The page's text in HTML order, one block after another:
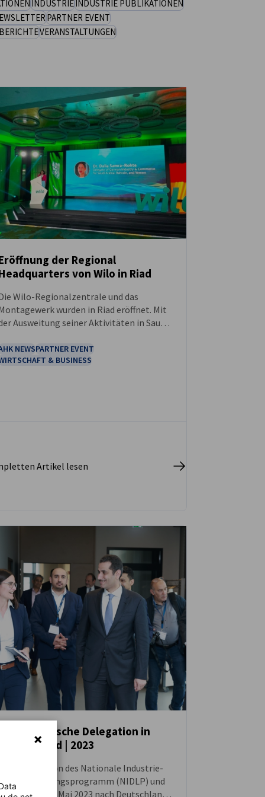
INDUSTRIEINDUSTRIE PUBLIKATIONEN
PARTNER EVENT
VERANSTALTUNGEN
der Regional
von Wilo in Riad
Wilo-Regionalzentrale und das
wurden in Riad eröffnet. Mit
Ausweitung seiner Aktivitäten in Saudi-
Nachfrage nach deutscher
und Forschung auf dem saudi-
NEWSPARTNER EVENT
& BUSINESS
Artikel lesen
Saudi-arabische Delegation in
Deutschland | 2023
Eine Delegation des Nationale Industrie-
Entwicklungsprogramm (NIDLP) und
reiste im Mai 2023 nach Deutschland,